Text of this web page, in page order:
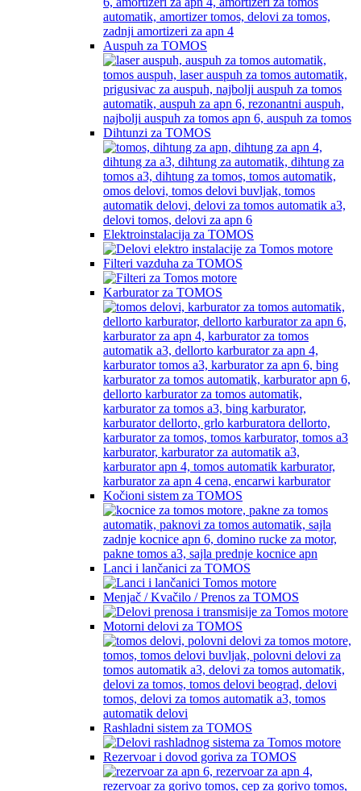
Auspuh za TOMOS
Dihtunzi za TOMOS
Elektroinstalacija za TOMOS
Filteri vazduha za TOMOS
Karburator za TOMOS
Kočioni sistem za TOMOS
Lanci i lančanici za TOMOS
Menjač / Kvačilo / Prenos za TOMOS
Motorni delovi za TOMOS
Rashladni sistem za TOMOS
Rezervoar i dovod goriva za TOMOS